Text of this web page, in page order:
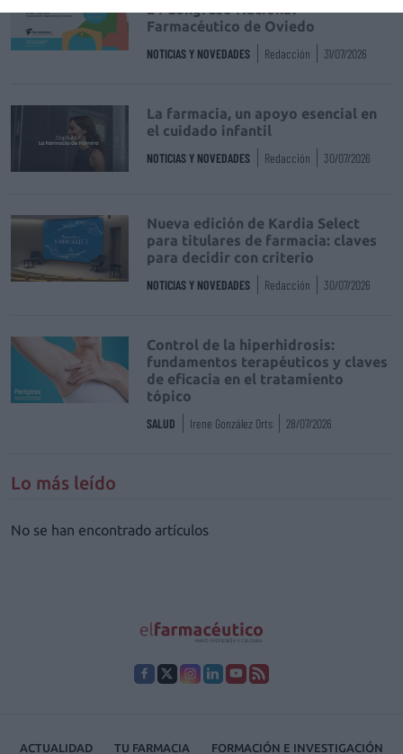
24 Congreso Nacional
Farmacéutico de Oviedo
NOTICIAS Y NOVEDADES Redacción 31/07/2026
La farmacia, un apoyo esencial en
el cuidado infantil
NOTICIAS Y NOVEDADES Redacción 30/07/2026
Nueva edición de Kardia Select
para titulares de farmacia: claves
para decidir con criterio
NOTICIAS Y NOVEDADES Redacción 30/07/2026
Control de la hiperhidrosis:
fundamentos terapéuticos y claves
de eficacia en el tratamiento
tópico
SALUD Irene González Orts 28/07/2026
Lo más leído
No se han encontrado artículos
ACTUALIDAD TU FARMACIA FORMACIÓN E INVESTIGACIÓN